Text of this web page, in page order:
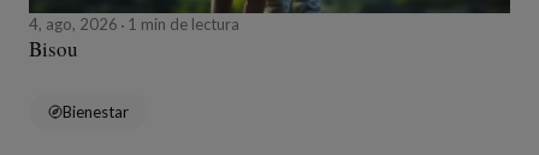
4, ago, 2026 1 min de lectura
Bisou
Bienestar